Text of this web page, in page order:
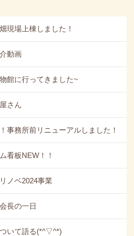
現場上棟しました！
動画
館に行ってきました~
さん
事務所前リニューアルしました！
看板NEW！！
ノベ2024事業
長の一日
いて語る(*^▽^*)